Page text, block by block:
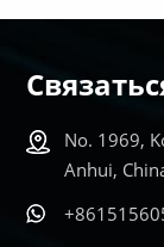
No. 1969,
Anhui,